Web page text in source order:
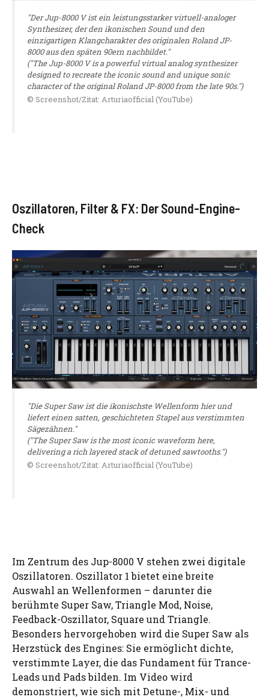
"Der Jup-8000 V ist ein leistungsstarker virtuell-analoger
Synthesizer, der den ikonischen Sound und den
einzigartigen Klangcharakter des originalen Roland JP-
8000 aus den späten 90ern nachbildet."
("The Jup-8000 V is a powerful virtual analog synthesizer
designed to recreate the iconic sound and unique sonic
character of the original Roland JP-8000 from the late 90s.")
© Screenshot/Zitat: Arturiaofficial (YouTube)
Oszillatoren, Filter & FX: Der Sound-Engine-
Check
"Die Super Saw ist die ikonischste Wellenform hier und
liefert einen satten, geschichteten Stapel aus verstimmten
Sägezähnen."
("The Super Saw is the most iconic waveform here,
delivering a rich layered stack of detuned sawtooths.")
© Screenshot/Zitat: Arturiaofficial (YouTube)
Im Zentrum des Jup-8000 V stehen zwei digitale
Oszillatoren. Oszillator 1 bietet eine breite
Auswahl an Wellenformen – darunter die
berühmte Super Saw, Triangle Mod, Noise,
Feedback-Oszillator, Square und Triangle.
Besonders hervorgehoben wird die Super Saw als
Herzstück des Engines: Sie ermöglicht dichte,
verstimmte Layer, die das Fundament für Trance-
Leads und Pads bilden. Im Video wird
demonstriert, wie sich mit Detune-, Mix- und